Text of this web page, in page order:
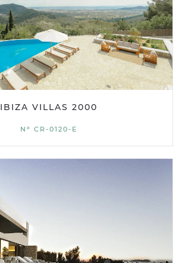
IBIZA VILLAS 2000
Nº CR-0120-E